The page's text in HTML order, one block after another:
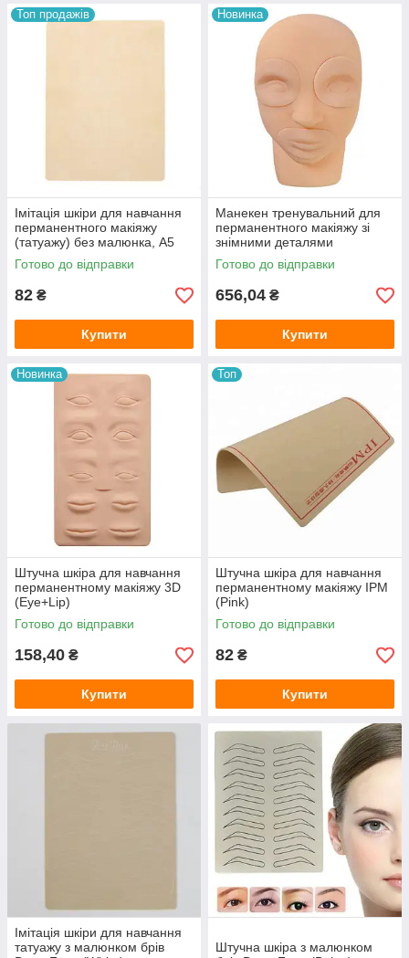
Топ продажів
Імітація шкіри для навчання
перманентного макіяжу
(татуажу) без малюнка, А5
Готово до відправки
82 ₴
Купити
Новинка
Манекен тренувальний для
перманентного макіяжу зі
знімними деталями
Готово до відправки
656,04 ₴
Купити
Новинка
Штучна шкіра для навчання
перманентному макіяжу 3D
(Eye+Lip)
Готово до відправки
158,40 ₴
Купити
Топ
Штучна шкіра для навчання
перманентному макіяжу IPM
(Pink)
Готово до відправки
82 ₴
Купити
Імітація шкіри для навчання
татуажу з малюнком брів
Штучна шкіра з малюнком